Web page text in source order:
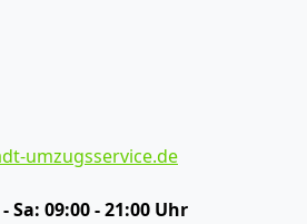
umzugsservice.de
Sa: 09:00 - 21:00 Uhr